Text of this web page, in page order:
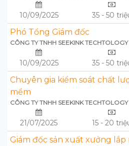
10/09/2025 35 - 50
Phó Tổng Giám đốc
CÔNG TY TNHH SEEKINK
10/09/2025 35 - 50
Chuyên gia kiểm soát chất
mềm
CÔNG TY TNHH SEEKINK
21/07/2025 15 - 20
Giám đốc sản xuất xưởng lắp